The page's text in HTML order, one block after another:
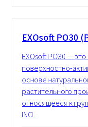
EXOsoft PO30
EXOsoft PO30 —
поверхностно-
основе
растительного
относящееся к
INCI...